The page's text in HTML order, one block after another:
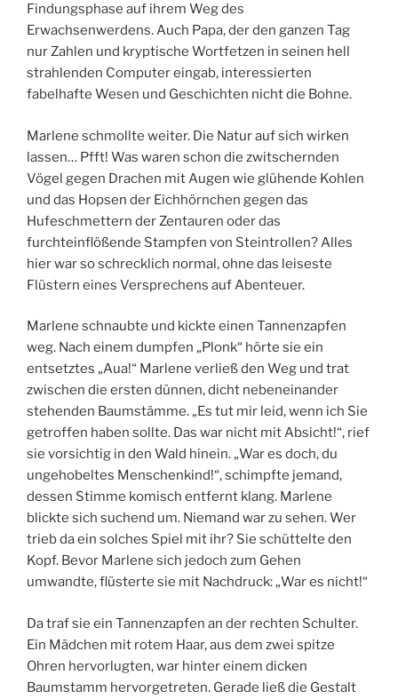
Findungsphase auf ihrem Weg des
Erwachsenwerdens. Auch Papa, der den ganzen Tag
nur Zahlen und kryptische Wortfetzen in seinen hell
strahlenden Computer eingab, interessierten
fabelhafte Wesen und Geschichten nicht die Bohne.
Marlene schmollte weiter. Die Natur auf sich wirken
lassen… Pfft! Was waren schon die zwitschernden
Vögel gegen Drachen mit Augen wie glühende Kohlen
und das Hopsen der Eichhörnchen gegen das
Hufeschmettern der Zentauren oder das
furchteinflößende Stampfen von Steintrollen? Alles
hier war so schrecklich normal, ohne das leiseste
Flüstern eines Versprechens auf Abenteuer.
Marlene schnaubte und kickte einen Tannenzapfen
weg. Nach einem dumpfen „Plonk“ hörte sie ein
entsetztes „Aua!“ Marlene verließ den Weg und trat
zwischen die ersten dünnen, dicht nebeneinander
stehenden Baumstämme. „Es tut mir leid, wenn ich Sie
getroffen haben sollte. Das war nicht mit Absicht!“, rief
sie vorsichtig in den Wald hinein. „War es doch, du
ungehobeltes Menschenkind!“, schimpfte jemand,
dessen Stimme komisch entfernt klang. Marlene
blickte sich suchend um. Niemand war zu sehen. Wer
trieb da ein solches Spiel mit ihr? Sie schüttelte den
Kopf. Bevor Marlene sich jedoch zum Gehen
umwandte, flüsterte sie mit Nachdruck: „War es nicht!“
Da traf sie ein Tannenzapfen an der rechten Schulter.
Ein Mädchen mit rotem Haar, aus dem zwei spitze
Ohren hervorlugten, war hinter einem dicken
Baumstamm hervorgetreten. Gerade ließ die Gestalt